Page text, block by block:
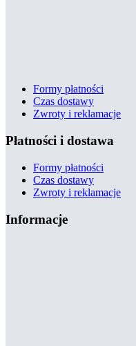
Formy płatności
Czas dostawy
Zwroty i reklamacje
Płatności i dostawa
Formy płatności
Czas dostawy
Zwroty i reklamacje
Informacje